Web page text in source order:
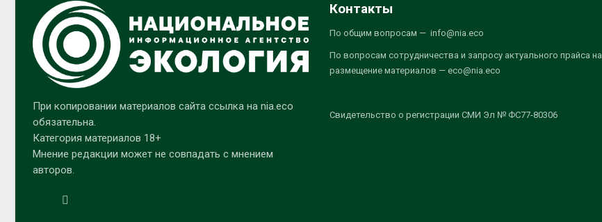
При копировании материалов сайта ссылка на nia.eco
обязательна.
Категория материалов 18+
Мнение редакции может не совпадать с мнением
авторов.
Контакты
По общим вопросам — info@nia.eco
По вопросам сотрудничества и запросу актуального прайса на
размещение материалов — eco@nia.eco
Свидетельство о регистрации СМИ Эл № ФС77-80306